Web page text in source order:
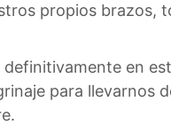
propios brazos,
en
para llevarnos